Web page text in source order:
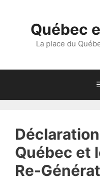
Québec
La place du
Québec et
Re-